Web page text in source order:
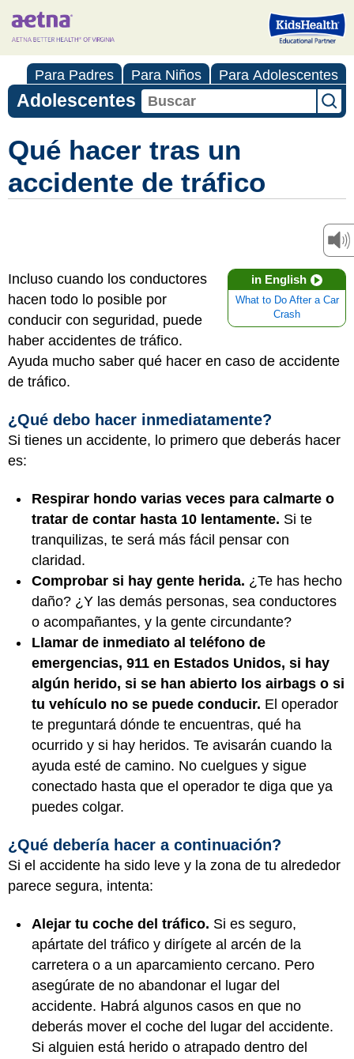
Para Padres Para Niños Para Adolescentes
Adolescentes
Qué hacer tras un
accidente de tráfico
in English
What to Do After a Car
Crash
Incluso cuando los conductores
hacen todo lo posible por
conducir con seguridad, puede
haber accidentes de tráfico.
Ayuda mucho saber qué hacer en caso de accidente
de tráfico.
¿Qué debo hacer inmediatamente?
Si tienes un accidente, lo primero que deberás hacer
es:
Respirar hondo varias veces para calmarte o
tratar de contar hasta 10 lentamente. Si te
tranquilizas, te será más fácil pensar con
claridad.
Comprobar si hay gente herida. ¿Te has hecho
daño? ¿Y las demás personas, sea conductores
o acompañantes, y la gente circundante?
Llamar de inmediato al teléfono de
emergencias, 911 en Estados Unidos, si hay
algún herido, si se han abierto los airbags o si
tu vehículo no se puede conducir. El operador
te preguntará dónde te encuentras, qué ha
ocurrido y si hay heridos. Te avisarán cuando la
ayuda esté de camino. No cuelgues y sigue
conectado hasta que el operador te diga que ya
puedes colgar.
¿Qué debería hacer a continuación?
Si el accidente ha sido leve y la zona de tu alrededor
parece segura, intenta:
Alejar tu coche del tráfico. Si es seguro,
apártate del tráfico y dirígete al arcén de la
carretera o a un aparcamiento cercano. Pero
asegúrate de no abandonar el lugar del
accidente. Habrá algunos casos en que no
deberás mover el coche del lugar del accidente.
Si alguien está herido o atrapado dentro del